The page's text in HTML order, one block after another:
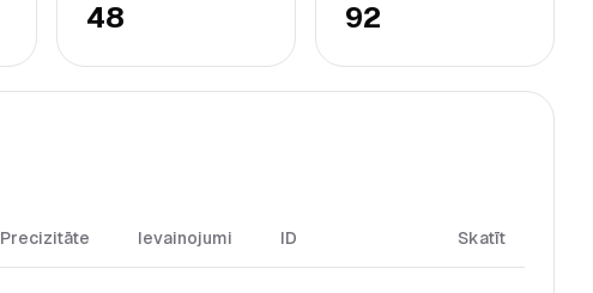
48 92
Precizitāte Ievainojumi ID Skatīt